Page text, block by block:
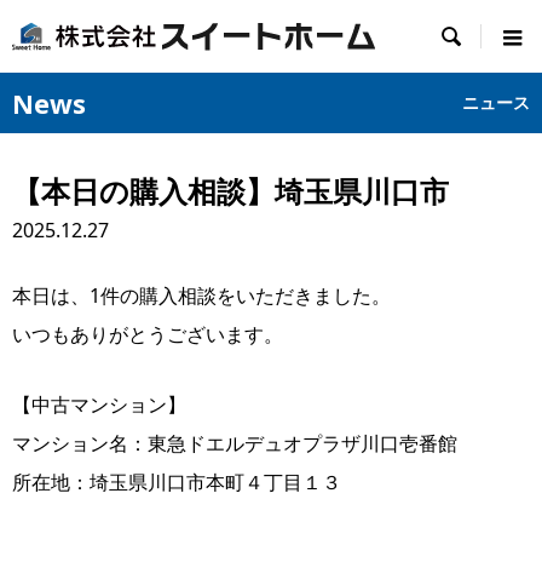

News ニュース
【本日の購入相談】埼玉県川口市
2025.12.27
本日は、1件の購入相談をいただきました。
いつもありがとうございます。
【中古マンション】
マンション名：東急ドエルデュオプラザ川口壱番館
所在地：埼玉県川口市本町４丁目１３